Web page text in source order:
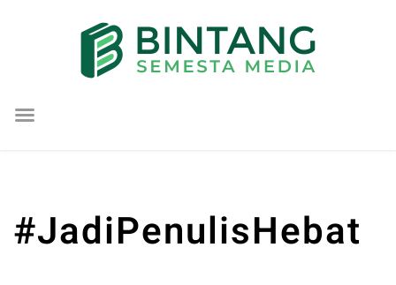
konten
#JadiPenulisHebat